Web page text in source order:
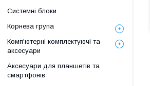
Системні блоки
Корнева група
Комп'ютерні комплектуючі та
аксесуари
Аксесуари для планшетів та
смартфонів